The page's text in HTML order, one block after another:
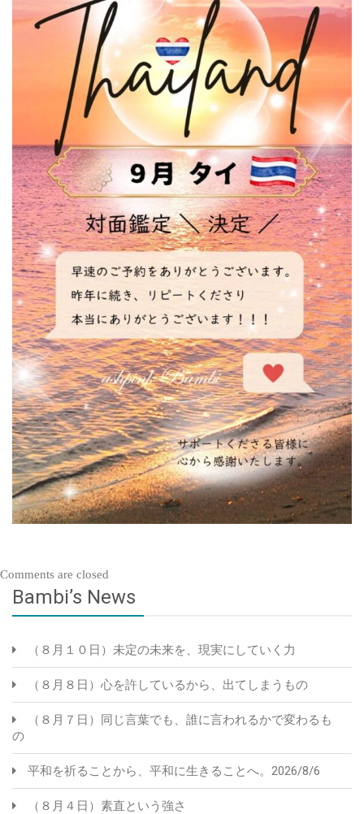
Comments are closed
Bambi’s News
（８月１０日）未定の未来を、現実にしていく力
（８月８日）心を許しているから、出てしまうもの
（８月７日）同じ言葉でも、誰に言われるかで変わるも
の
平和を祈ることから、平和に生きることへ。2026/8/6
（８月４日）素直という強さ